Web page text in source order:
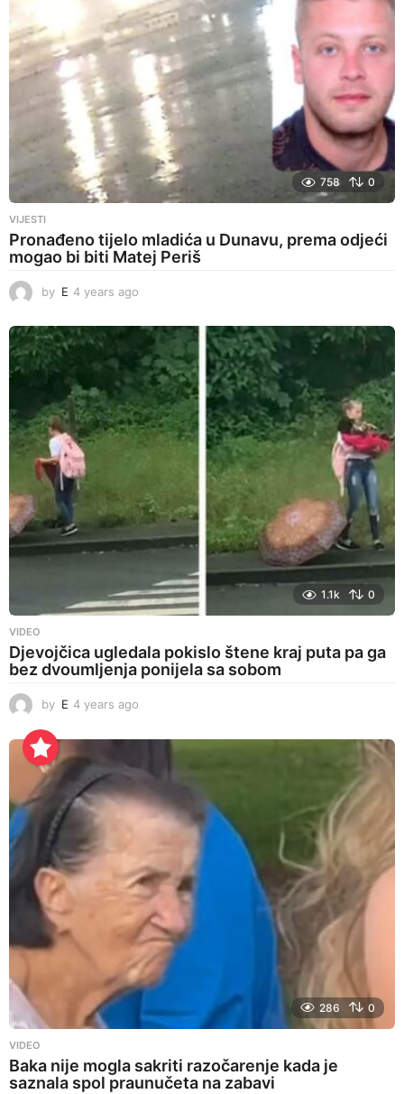
758 0
VIJESTI
Pronađeno tijelo mladića u Dunavu, prema odjeći
mogao bi biti Matej Periš
by E 4 years ago
e
r
s
a
g
o
1.1k 0
VIDEO
Djevojčica ugledala pokislo štene kraj puta pa ga
bez dvoumljenja ponijela sa sobom
by E 4 years ago
e
r
s
a
286 0
VIDEO
Baka nije mogla sakriti razočarenje kada je
saznala spol praunučeta na zabavi